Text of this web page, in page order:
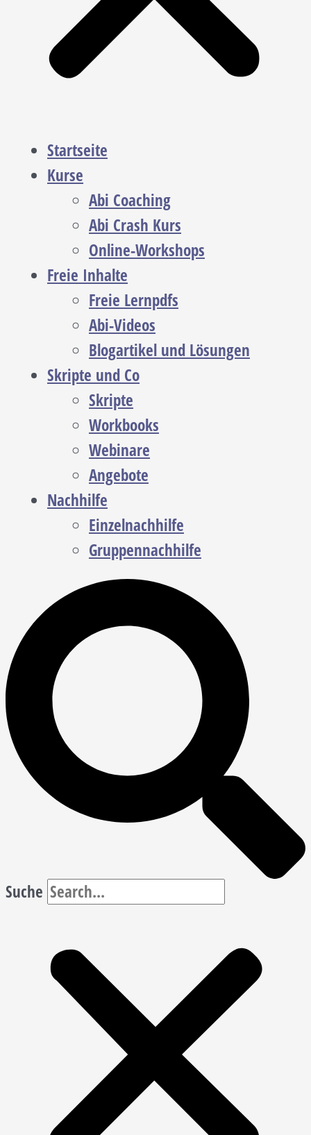
Startseite
Kurse
Abi Coaching
Abi Crash Kurs
Online-Workshops
Freie Inhalte
Freie Lernpdfs
Abi-Videos
Blogartikel und Lösungen
Skripte und Co
Skripte
Workbooks
Webinare
Angebote
Nachhilfe
Einzelnachhilfe
Gruppennachhilfe
Suche